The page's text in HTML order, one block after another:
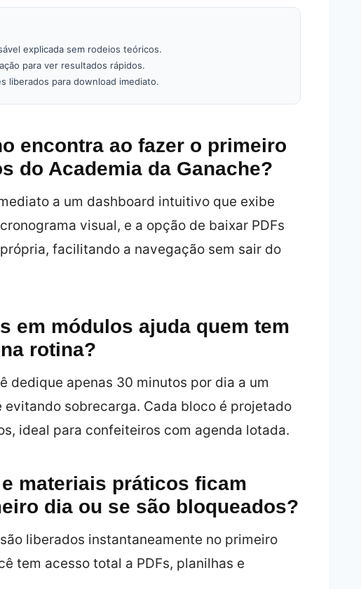
explicada sem rodeios teóricos.
para ver resultados rápidos.
liberados para download imediato.
encontra ao fazer o primeiro
do Academia da Ganache?
a um dashboard intuitivo que exibe
visual, e a opção de baixar PDFs
facilitando a navegação sem sair do
em módulos ajuda quem tem
rotina?
dedique apenas 30 minutos por dia a um
sobrecarga. Cada bloco é projetado
ideal para confeiteiros com agenda lotada.
materiais práticos ficam
dia ou se são bloqueados?
liberados instantaneamente no primeiro
tem acesso total a PDFs, planilhas e